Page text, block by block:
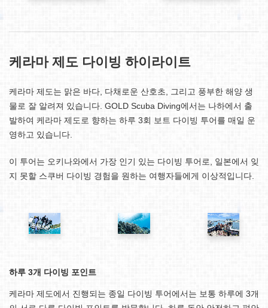
케라마 제도 다이빙 하이라이트
케라마 제도는 맑은 바다, 다채로운 산호초, 그리고 풍부한 해양 생
물로 잘 알려져 있습니다. GOLD Scuba Diving에서는 나하에서 출
발하여 케라마 제도로 향하는 하루 3회 보트 다이빙 투어를 매일 운
영하고 있습니다.
이 투어는 오키나와에서 가장 인기 있는 다이빙 투어로, 일본에서 잊
지 못할 스쿠버 다이빙 경험을 원하는 여행자들에게 이상적입니다.
하루 3개 다이빙 포인트
케라마 제도에서 진행되는 종일 다이빙 투어에서는 보통 하루에 3개